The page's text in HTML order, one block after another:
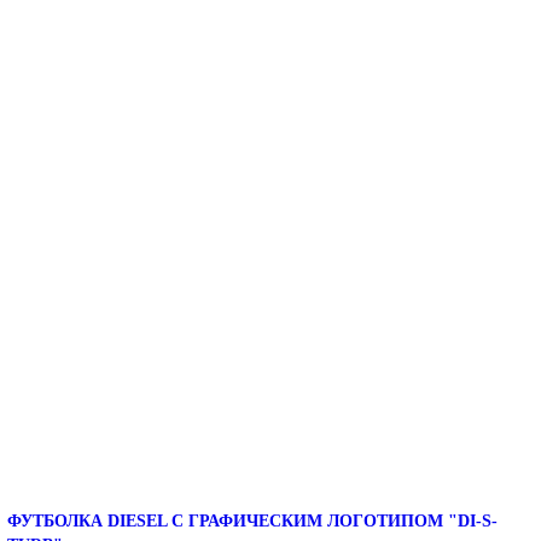
ФУТБОЛКА DIESEL С ГРАФИЧЕСКИМ ЛОГОТИПОМ "DI-S-